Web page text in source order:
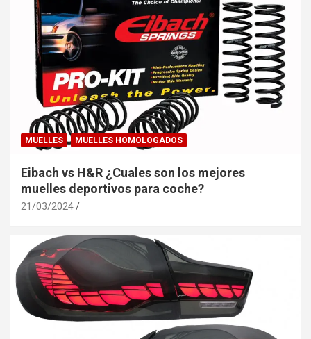
MUELLES MUELLES HOMOLOGADOS
Eibach vs H&R ¿Cuales son los mejores
muelles deportivos para coche?
21/03/2024